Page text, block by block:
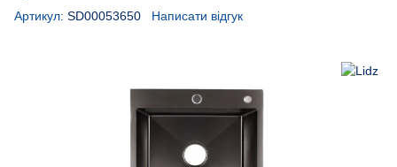
Артикул: SD00053650 Написати відгук